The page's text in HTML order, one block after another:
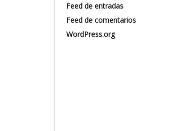
Feed de entradas
Feed de comentarios
WordPress.org